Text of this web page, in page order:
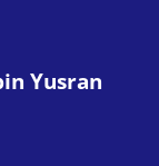
Yusran